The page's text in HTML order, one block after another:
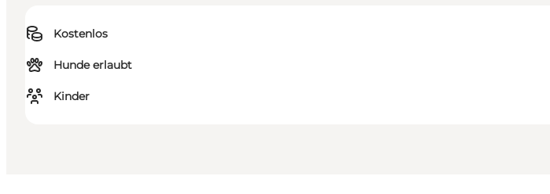
Kostenlos
Hunde erlaubt
Kinder